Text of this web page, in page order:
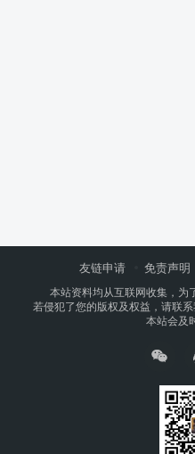
友链申请 免责声明
本站资料均从互联网收集，为
若侵犯了您的版权及权益，请联
本站会及